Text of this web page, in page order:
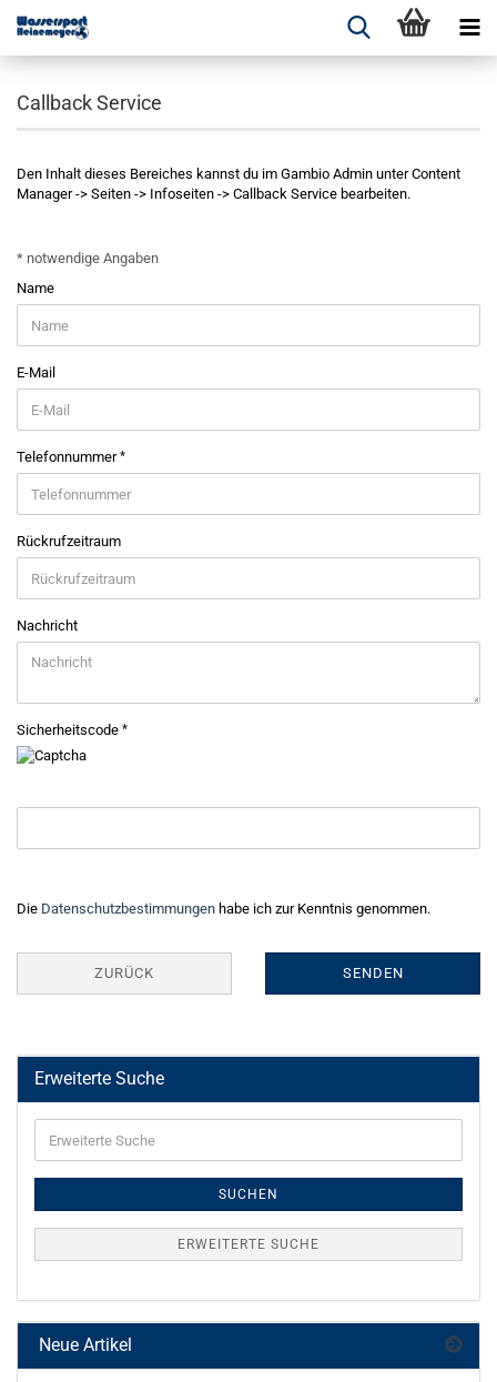
Callback Service
Den Inhalt dieses Bereiches kannst du im Gambio Admin unter Content
Manager -> Seiten -> Infoseiten -> Callback Service bearbeiten.
SERVICE
* notwendige Angaben
Name
E-Mail
Telefonnummer
Rückrufzeitraum
Nachricht
Sicherheitscode
DATENSCHUTZBESTIMMUNGEN
Die Datenschutzbestimmungen habe ich zur Kenntnis genommen.
ZURÜCK SENDEN
Erweiterte Suche
Suche
SUCHEN
ERWEITERTE SUCHE
Neue Artikel